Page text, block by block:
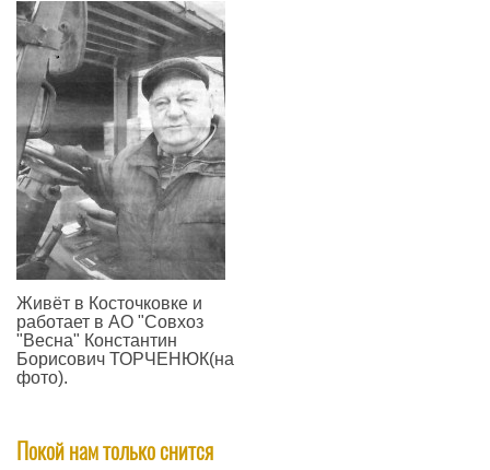
Живёт в Косточковке и
работает в АО "Совхоз
"Весна" Константин
Борисович ТОРЧЕНЮК(на
фото).
Покой нам только снится